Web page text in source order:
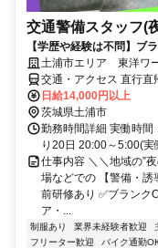
交通警備スタッフ(
【学歴や経験は不問】ブ
土浦市エリア 東洋ワ
交通・アクセス 直行直
日給14,000円以上
茨城県土浦市
勤務時間詳細 実働時間
り20日 20:00～5:00(
仕事内容 ＼＼地域の”
場などでの 【警備・
前研修あり ✅ブランク
ア・...
制服あり 業界未経験者歓迎
フリーター歓迎
バイク通勤